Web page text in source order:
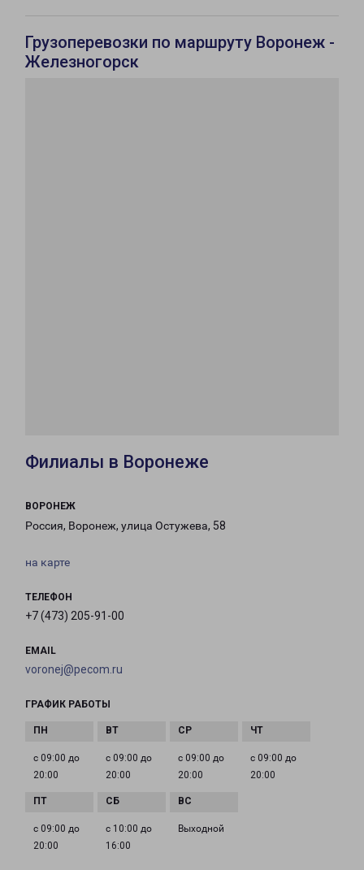
Грузоперевозки по маршруту Воронеж -
Железногорск
Филиалы в Воронеже
ВОРОНЕЖ
Россия, Воронеж, улица Остужева, 58
на карте
ТЕЛЕФОН
+7 (473) 205-91-00
EMAIL
voronej@pecom.ru
ГРАФИК РАБОТЫ
с 09:00 до
20:00
с 09:00 до
20:00
с 09:00 до
20:00
с 09:00 до
20:00
с 09:00 до
20:00
с 10:00 до
16:00
Выходной